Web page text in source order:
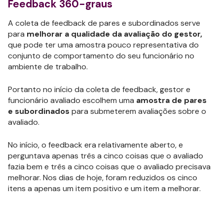
Feedback 360-graus
A coleta de feedback de pares e subordinados serve
para melhorar a qualidade da avaliação do gestor,
que pode ter uma amostra pouco representativa do
conjunto de comportamento do seu funcionário no
ambiente de trabalho.
Portanto no início da coleta de feedback, gestor e
funcionário avaliado escolhem uma amostra de pares
e subordinados para submeterem avaliações sobre o
avaliado.
No início, o feedback era relativamente aberto, e
perguntava apenas três a cinco coisas que o avaliado
fazia bem e três a cinco coisas que o avaliado precisava
melhorar. Nos dias de hoje, foram reduzidos os cinco
itens a apenas um item positivo e um item a melhorar.